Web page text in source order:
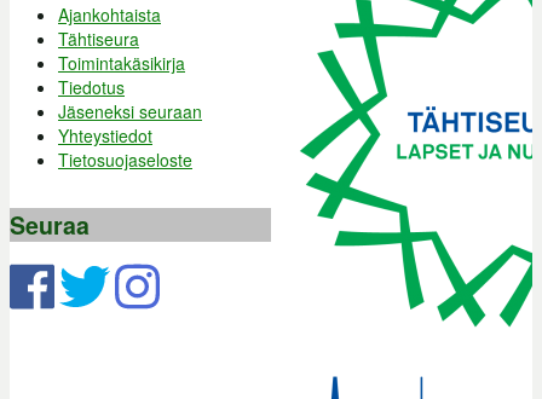
Ajankohtaista
Tähtiseura
Toimintakäsikirja
Tiedotus
Jäseneksi seuraan
Yhteystiedot
Tietosuojaseloste
Seuraa